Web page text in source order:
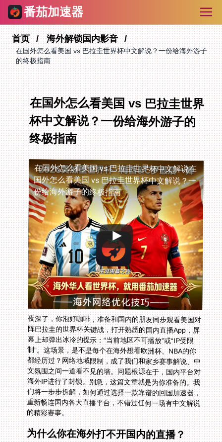
番茄加速器
首页 海外解锁国内影音
在国外怎么看美国 vs 巴拉圭世界杯中文解说？一份给海外游子
的终极指南
在国外怎么看美国 vs 巴拉圭世界
杯中文解说？一份给海外游子的
终极指南
在国外怎么看美国 vs 巴拉圭世界杯中文解说在
国外怎么看美国 vs 巴拉圭世界杯中文解说？一
份给海外游子的终极指南
夜深了，你泡好咖啡，准备和国内的朋友同步观看美国对
阵巴拉圭的世界杯关键战，打开熟悉的国内直播App，屏
幕上却弹出冰冷的提示：“当前地区不可播放”或“IP受限
制”。这场景，是不是每个在海外想看欧洲杯、NBA的你
都经历过？网络地域限制，成了我们和家乡赛事解说、中
文氛围之间一道看不见的墙。问题根源在于，国内平台对
海外IP进行了封锁。别急，这篇文章就是为你准备的。我
们将一步步拆解，如何通过选择一款靠谱的回国加速器，
重新畅连国内各大直播平台，不错过任何一场有中文解说
的精彩赛事。
为什么你在海外打不开国内的直播？